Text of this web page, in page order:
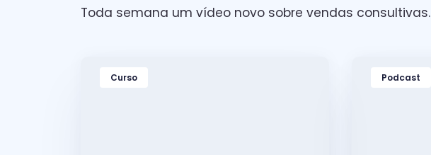
Toda semana um vídeo novo sobre vendas consultivas.
Curso Podcast